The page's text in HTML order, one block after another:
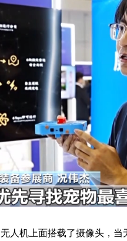
无人机上面搭载了摄像头，